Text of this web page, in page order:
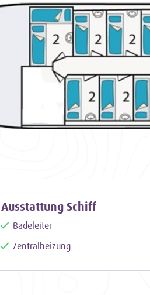
jährigen Erfahrung von Skipper Jaap
Plätzen des Wattenmeeres. Wer sich
Wattenmeer einlässt, erlebt
Segeltörn. Danach ist es Zeit, sich
zu entspannen und den selbst
Erleben Sie das einzigartige
Gehen Sie an Bord der Aegir und
Segelerlebnis voller Abenteuer und
Zweimastklipper eine unvergessliche
Erinnerungen, die ein Leben lang
Ausstattung Schiff
Badeleiter
Zentralheizung